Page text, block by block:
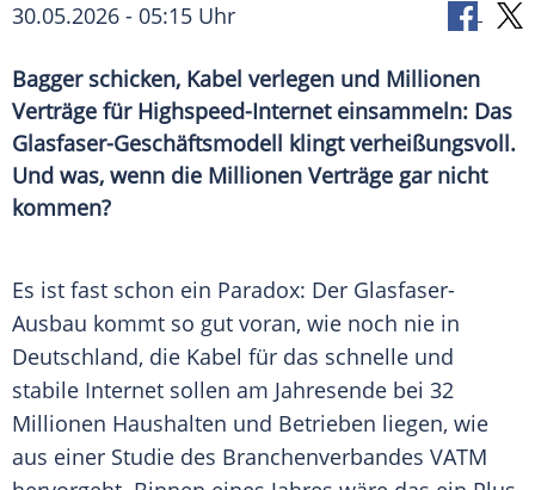
30.05.2026 - 05:15 Uhr
Bagger schicken, Kabel verlegen und Millionen
Verträge für Highspeed-Internet einsammeln: Das
Glasfaser-Geschäftsmodell klingt verheißungsvoll.
Und was, wenn die Millionen Verträge gar nicht
kommen?
Es ist fast schon ein Paradox: Der Glasfaser-
Ausbau kommt so gut voran, wie noch nie in
Deutschland, die Kabel für das schnelle und
stabile Internet sollen am Jahresende bei 32
Millionen Haushalten und Betrieben liegen, wie
aus einer Studie des Branchenverbandes VATM